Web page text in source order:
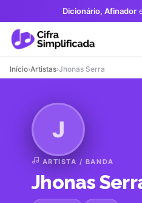
Dicionário, Afinador
Início›Artistas›Jhonas Serra
J
ARTISTA / BANDA
Jhonas